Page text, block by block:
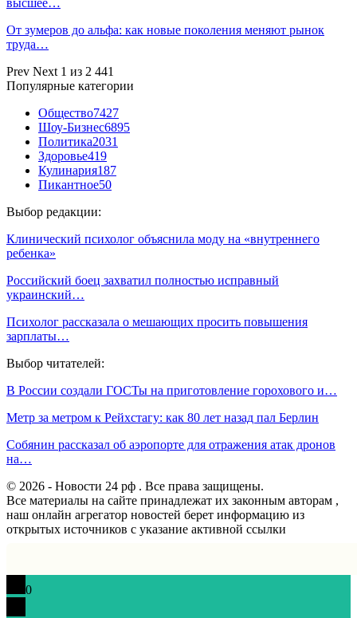
От зумеров до альфа: как новые поколения меняют рынок
труда…
Prev Next 1 из 2 441
Популярные категории
Общество7427
Шоу-Бизнес6895
Политика2031
Здоровье419
Кулинария187
Пикантное50
Выбор редакции:
Клинический психолог объяснила моду на «внутреннего
ребенка»
Российский боец захватил полностью исправный
украинский…
Психолог рассказала о мешающих просить повышения
зарплаты…
Выбор читателей:
В России создали ГОСТы на приготовление горохового и…
Метр за метром к Рейхстагу: как 80 лет назад пал Берлин
Собянин рассказал об аэропорте для отражения атак дронов
на…
© 2026 - Новости 24 рф . Все права защищены.
Все материалы на сайте принадлежат их законным авторам ,
наш онлайн агрегатор новостей берет информацию из
открытых источников с указание активной ссылки
0